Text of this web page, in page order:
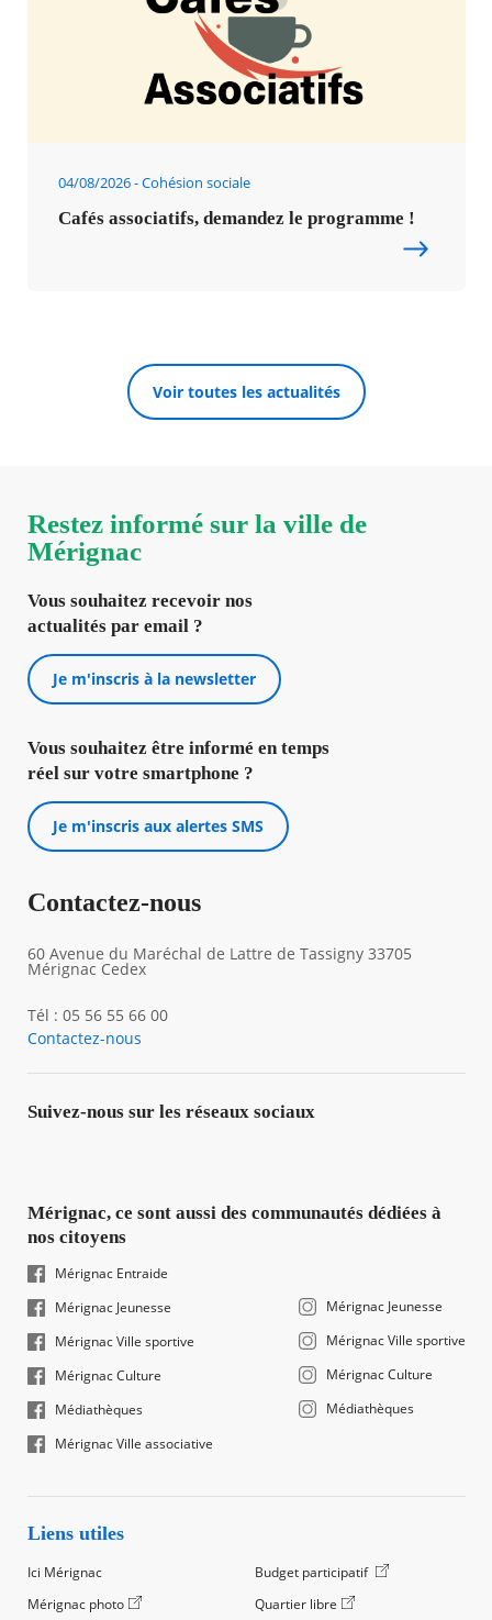
04/08/2026 Cohésion sociale
Cafés associatifs, demandez le programme !
Voir toutes les actualités
Restez informé sur la ville de
Mérignac
Vous souhaitez recevoir nos
actualités par email ?
Je m'inscris à la newsletter
Vous souhaitez être informé en temps
réel sur votre smartphone ?
Je m'inscris aux alertes SMS
Contactez-nous
60 Avenue du Maréchal de Lattre de Tassigny 33705
Mérignac Cedex
Tél : 05 56 55 66 00
Contactez-nous
Suivez-nous sur les réseaux sociaux
Mérignac, ce sont aussi des communautés dédiées à
nos citoyens
Mérignac Entraide
Mérignac Jeunesse
Mérignac Ville sportive
Mérignac Culture
Médiathèques
Mérignac Ville associative
Mérignac Jeunesse
Mérignac Ville sportive
Mérignac Culture
Médiathèques
Liens utiles
Ici Mérignac
Budget participatif
Mérignac photo
Quartier libre